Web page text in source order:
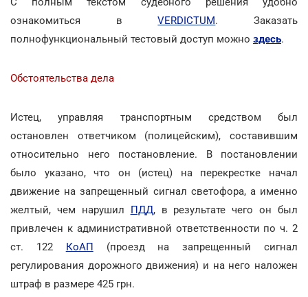
ознакомиться вVERDICTUM. Заказать
полнофункциональный тестовый доступ можно здесь.
Обстоятельства дела
Истец, управляя транспортным средством был
остановлен ответчиком (полицейским), составившим
относительно него постановление. В постановлении
было указано, что он (истец) на перекрестке начал
движение на запрещенный сигнал светофора, а именно
желтый, чем нарушил ПДД, в результате чего он был
привлечен к административной ответственности по ч. 2
ст. 122 КоАП (проезд на запрещенный сигнал
регулирования дорожного движения) и на него наложен
штраф в размере 425 грн.